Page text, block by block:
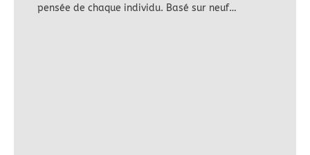
pensée de chaque individu. Basé sur neuf…